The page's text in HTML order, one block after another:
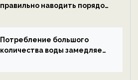
правильно наводить порядок
Потребление большого
количества воды замедляет